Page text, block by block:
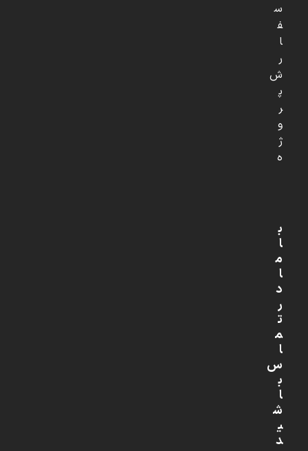
س
ف
ا
ر
ش
پ
ر
و
ژ
ه
ب
ا
م
ا
د
ر
ت
م
ا
س
ب
ا
ش
ی
د